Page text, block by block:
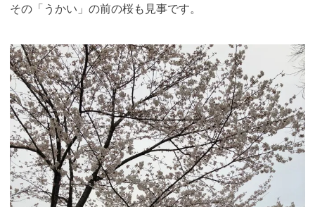
その「うかい」の前の桜も見事です。